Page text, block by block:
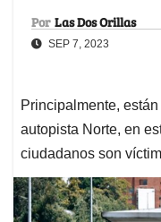
Por Las Dos Orillas
SEP 7, 2023
Principalmente,
autopista Norte, en
ciudadanos son